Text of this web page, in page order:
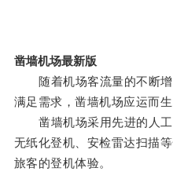
凿墙机场最新版
随着机场客流量的不断增
满足需求，凿墙机场应运而生
凿墙机场采用先进的人工
无纸化登机、安检雷达扫描
旅客的登机体验。